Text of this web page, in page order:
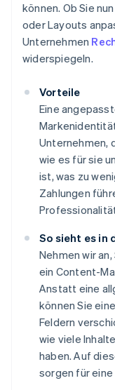
können. Ob Sie
oder Layouts
Unternehmen
widerspiegeln.
Vorteile
Eine
Unternehmen,
wie es für sie
ist, was zu
Zahlungen
So sieht es in
Nehmen wir
ein Content-
Anstatt eine
können Sie
Feldern
wie viele
haben. Auf
sorgen für